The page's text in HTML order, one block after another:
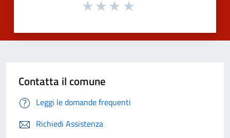
Contatta il comune
Leggi le domande frequenti
Richiedi Assistenza